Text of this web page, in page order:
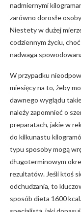
nadmiernymi
zarówno dorosłe
Niestety w dużej
codziennym życiu,
nadwaga
W przypadku
miesięcy na to, żeby
dawnego wyglądu
należy zapomnieć o
preparatach, jakie w
do kilkunastu
typu sposoby mogą
długoterminowym
rezultatów. Jeśli ktoś
odchudzania, to
sposób dieta 1600